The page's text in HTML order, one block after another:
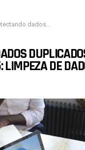
dados duplicados no Dynamics 365: Limpeza de dados
DE